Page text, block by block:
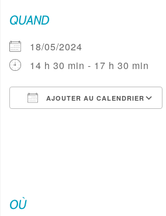
QUAND
18/05/2024
14 h 30 min - 17 h 30 min
AJOUTER AU CALENDRIER
OÙ